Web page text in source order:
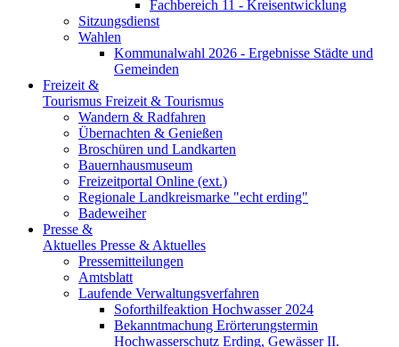
Fachbereich 11 - Kreisentwicklung
Sitzungsdienst
Wahlen
Kommunalwahl 2026 - Ergebnisse Städte und
Gemeinden
Freizeit &
Tourismus Freizeit & Tourismus
Wandern & Radfahren
Übernachten & Genießen
Broschüren und Landkarten
Bauernhausmuseum
Freizeitportal Online (ext.)
Regionale Landkreismarke "echt erding"
Badeweiher
Presse &
Aktuelles Presse & Aktuelles
Pressemitteilungen
Amtsblatt
Laufende Verwaltungsverfahren
Soforthilfeaktion Hochwasser 2024
Bekanntmachung Erörterungstermin
Hochwasserschutz Erding, Gewässer II.